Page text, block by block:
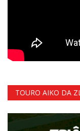
TOURO AIKO DA ZL